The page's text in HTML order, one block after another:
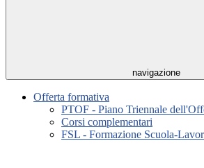
navigazione
Offerta formativa
PTOF - Piano Triennale
Corsi complementari
FSL - Formazione Scuola-